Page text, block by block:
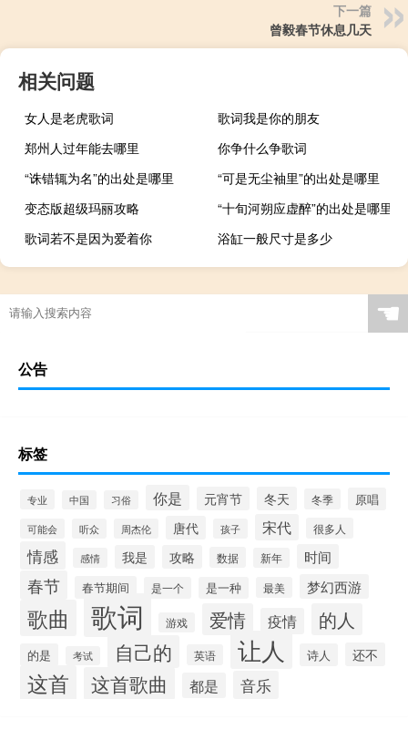
下一篇
曾毅春节休息几天
相关问题
女人是老虎歌词
歌词我是你的朋友
郑州人过年能去哪里
你争什么争歌词
“诛错辄为名”的出处是哪里
“可是无尘袖里”的出处是哪里
变态版超级玛丽攻略
“十旬河朔应虚醉”的出处是哪里
歌词若不是因为爱着你
浴缸一般尺寸是多少
☚
公告
标签
专业 中国 习俗 你是 元宵节 冬天 冬季 原唱
可能会 听众 周杰伦 唐代 孩子 宋代 很多人
情感 感情 我是 攻略 数据 新年 时间
春节 春节期间 是一个 是一种 最美 梦幻西游
歌曲 歌词 游戏 爱情 疫情 的人
的是 考试 自己的 英语 让人 诗人 还不
这首 这首歌曲 都是 音乐